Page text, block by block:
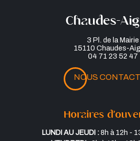
Chaudes-
3 Pl. de la Mairie
15110 Chaudes-
04 71 23 52 47
NOUS
Horaires
Lundi au jeudi :8h à 12h -